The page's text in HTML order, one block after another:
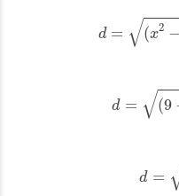
d = √(x2 −
=(x2−
d = √(9
=(9
d =